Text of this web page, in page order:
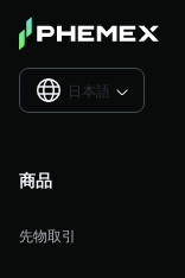
日本語 
商品
先物取引